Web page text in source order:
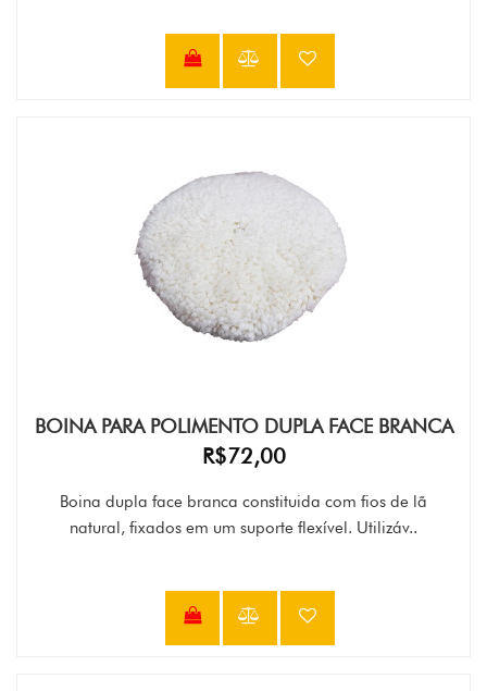
BOINA PARA POLIMENTO DUPLA FACE BRANCA
R$72,00
Boina dupla face branca constituida com fios de lã
natural, fixados em um suporte flexível. Utilizáv..